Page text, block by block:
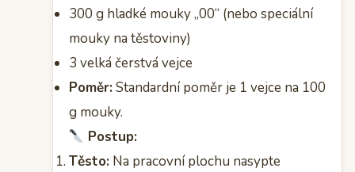
300 g hladké mouky „00“ (nebo speciální
mouky na těstoviny)
3 velká čerstvá vejce
Poměr:Standardní poměr je 1 vejce na 100
g mouky.
Postup:
Těsto: Na pracovní plochu nasypte